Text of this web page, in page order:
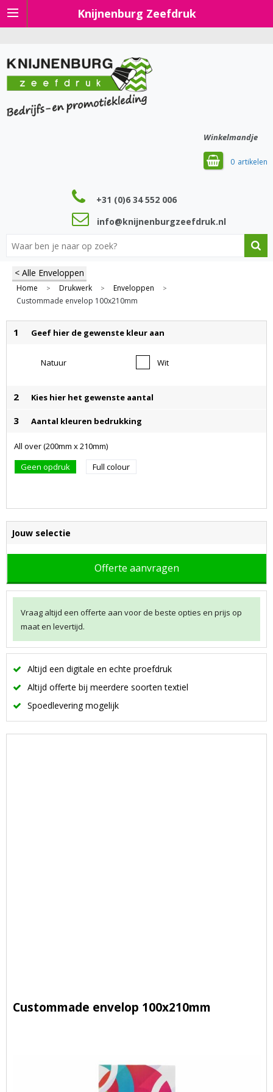
Knijnenburg Zeefdruk
Winkelmandje
0
+31 (0)6 34 552 006
info@knijnenburgzeefdruk.nl
< Alle Enveloppen
Home > Drukwerk > Enveloppen >
Custommade envelop 100x210mm
1 Geef hier de gewenste kleur aan
Natuur Wit
2 Kies hier het gewenste aantal
3 Aantal kleuren bedrukking
All over (200mm x 210mm)
Geen opdruk
Full colour
Jouw selectie
Offerte aanvragen
Vraag altijd een offerte aan voor de beste opties en prijs op
maat en levertijd.
Altijd een digitale en echte proefdruk
Altijd offerte bij meerdere soorten textiel
Spoedlevering mogelijk
Custommade envelop 100x210mm